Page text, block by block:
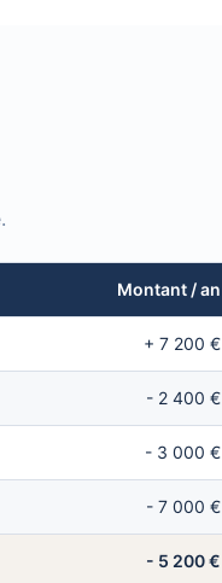
Montant / an
+ 7 200 €
- 2 400 €
- 3 000 €
- 7 000 €
- 5 200 €